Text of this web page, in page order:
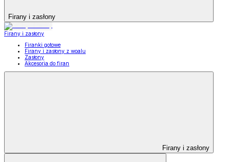
Firany i zasłony
Firany i zasłony
Firanki gotowe
Firany i zasłony z woalu
Zasłony
Akcesoria do firan
Firany i zasłony